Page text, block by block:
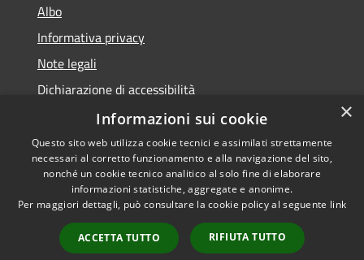
Albo
Informativa privacy
Note legali
Dichiarazione di accessibilità
Piano di miglioramento
RSS
Accessibilità
Copyright © 2026 • Comune di
Castel Goffredo • Powered by
Municipium•
Accesso
×
Informazioni sui cookie
Questo sito web utilizza cookie tecnici e assimilati strettamente
necessari al corretto funzionamento e alla navigazione del sito,
nonché un cookie tecnico analitico al solo fine di elaborare
informazioni statistiche, aggregate e anonime.
Per maggiori dettagli, può consultare la cookie policy al seguente link
ACCETTA TUTTO RIFIUTA TUTTO